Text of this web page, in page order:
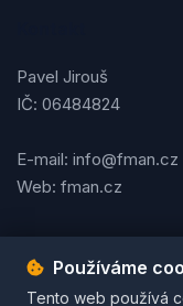
Pavel Jirouš
IČ: 06484824
E-mail: info@fman.cz
Web: fman.cz
Podmínky
Používáme
Tento web používá